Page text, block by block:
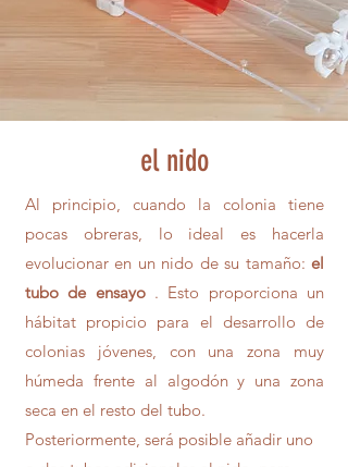
el nido
Al principio, cuando la colonia tiene
pocas obreras, lo ideal es hacerla
evolucionar en un nido de su tamaño: el
tubo de ensayo. Esto proporciona un
hábitat propicio para el desarrollo de
colonias jóvenes, con una zona muy
húmeda frente al algodón y una zona
seca en el resto del tubo.
Posteriormente, será posible añadir uno